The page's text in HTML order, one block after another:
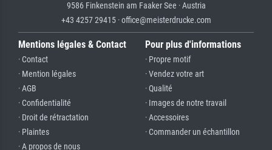
9586 Finkenstein am Faaker See · Austria
+43 4257 29415 · office@meisterdrucke.com
Mentions légales & Contact
· Contact
· Mention légales
· AGB
· Confidentialité
· Droit de rétractation
· Plaintes
· A propos de nous
Pour plus d'informations
· Propre motif
· Vendez votre art
· Qualité
· Images de notre travail
· Accessoires
· Commander un échantillon